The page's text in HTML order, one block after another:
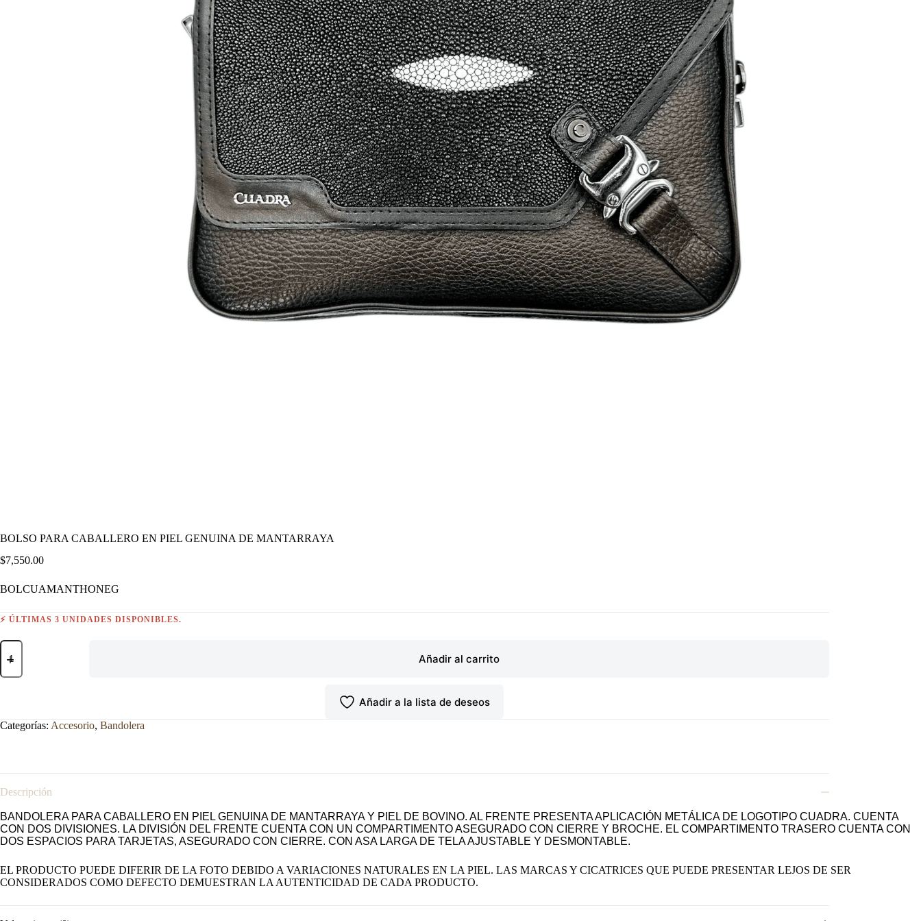
BOLSO PARA CABALLERO EN PIEL GENUINA DE MANTARRAYA
$7,550.00
BOLCUAMANTHONEG
⚡ ÚLTIMAS 3 UNIDADES DISPONIBLES.
BOLSO
PARA
EN
MANTARRAYA
Añadir al carrito
Añadir a la lista de deseos
Categorías: Accesorio, Bandolera
Descripción
BANDOLERA PARA CABALLERO EN PIEL GENUINA DE MANTARRAYA Y PIEL DE BOVINO. AL FRENTE PRESENTA APLICACIÓN METÁLICA DE LOGOTIPO CUADRA. CUENTA
CON DOS DIVISIONES. LA DIVISIÓN DEL FRENTE CUENTA CON UN COMPARTIMENTO ASEGURADO CON CIERRE Y BROCHE. EL COMPARTIMENTO TRASERO CUENTA CON
DOS ESPACIOS PARA TARJETAS, ASEGURADO CON CIERRE. CON ASA LARGA DE TELA AJUSTABLE Y DESMONTABLE.
EL PRODUCTO PUEDE DIFERIR DE LA FOTO DEBIDO A VARIACIONES NATURALES EN LA PIEL. LAS MARCAS Y CICATRICES QUE PUEDE PRESENTAR LEJOS DE SER
CONSIDERADOS COMO DEFECTO DEMUESTRAN LA AUTENTICIDAD DE CADA PRODUCTO.